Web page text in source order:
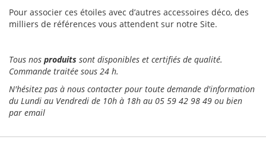
Pour associer ces étoiles avec d’autres accessoires déco, des
milliers de références vous attendent sur notre Site.
Tous nos produits sont disponibles et certifiés de qualité.
Commande traitée sous 24 h.
N'hésitez pas à nous contacter pour toute demande d'information
du Lundi au Vendredi de 10h à 18h au 05 59 42 98 49 ou bien
par email